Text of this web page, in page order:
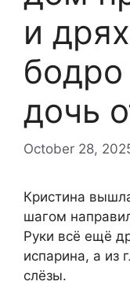
и
дочь
October 28,
Кристина
шагом
Руки всё ещё
испарина, а из
слёзы.